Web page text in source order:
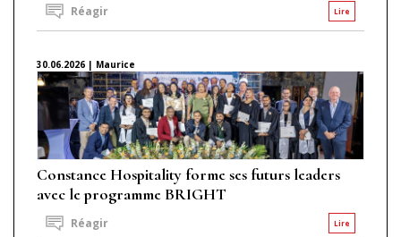
Lire
Réagir
30.06.2026 | Maurice
Constance Hospitality forme ses futurs leaders
avec le programme BRIGHT
Lire
Réagir